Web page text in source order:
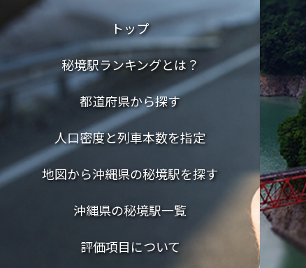
トップ
秘境駅ランキングとは？
都道府県から探す
人口密度と列車本数を指定
地図から沖縄県の秘境駅を探す
沖縄県の秘境駅一覧
評価項目について